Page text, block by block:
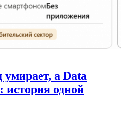
а Data
история одной